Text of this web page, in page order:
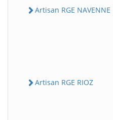
Artisan RGE NAVENNE
Artisan RGE RIOZ